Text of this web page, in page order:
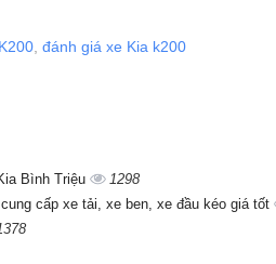
, đánh giá xe Kia k200
Bình Triệu
1298
cấp xe tải, xe ben, xe đầu kéo giá tốt